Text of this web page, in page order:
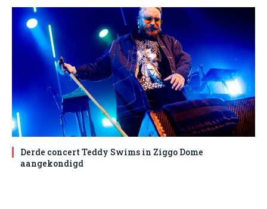
Derde concert Teddy Swims in Ziggo Dome
aangekondigd